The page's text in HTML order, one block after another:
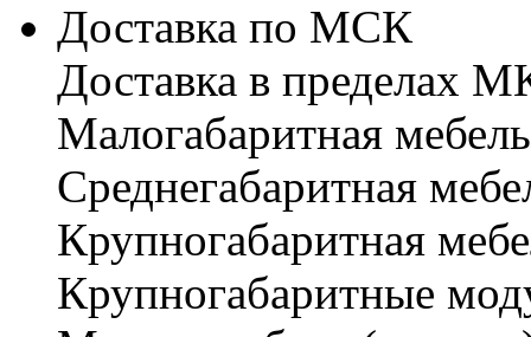
Доставка по МСК
Доставка в пределах
Малогабаритная
Cреднегабаритная
Крупногабаритная
Крупногабаритные